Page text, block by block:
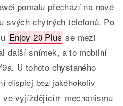
pomalu přechází na nové
svých chytrých telefonů. Po
Enjoy 20 Plus se mezi
další snímek, a to mobilní
U tohoto chystaného
displej bez jakéhokoliv
vyjíždějícím mechanismu